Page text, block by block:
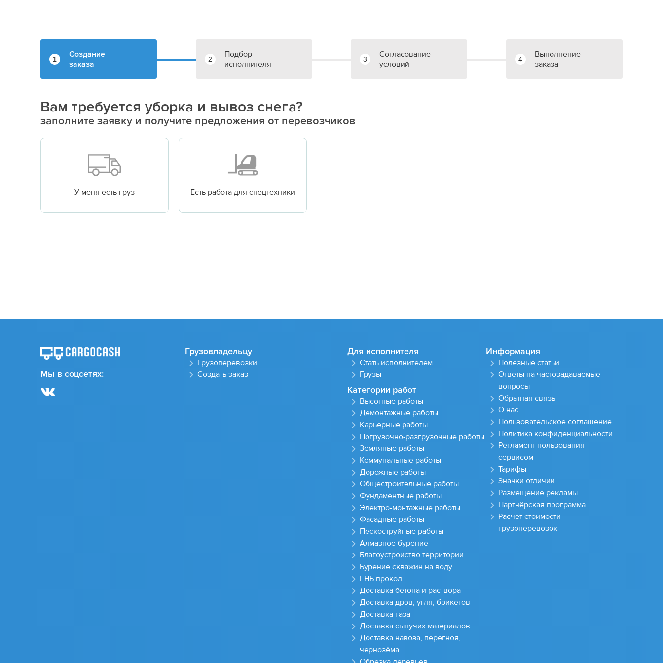
1
Создание
заказа
2
Подбор
исполнителя
3
Согласование
условий
4
Выполнение
заказа
Вам требуется уборка и вывоз снега?
заполните заявку и получите предложения от перевозчиков
У меня есть груз Есть работа для спецтехники
Мы в соцсетях:
Грузовладельцу
Грузоперевозки
Создать заказ
Для исполнителя
Стать исполнителем
Грузы
Категории работ
Высотные работы
Демонтажные работы
Карьерные работы
Погрузочно-разгрузочные работы
Земляные работы
Коммунальные работы
Дорожные работы
Общестроительные работы
Фундаментные работы
Электро-монтажные работы
Фасадные работы
Пескоструйные работы
Алмазное бурение
Благоустройство территории
Бурение скважин на воду
ГНБ прокол
Доставка бетона и раствора
Доставка дров, угля, брикетов
Доставка газа
Доставка сыпучих материалов
Доставка навоза, перегноя,
чернозёма
Информация
Полезные статьи
Ответы на частозадаваемые
вопросы
Обратная связь
О нас
Пользовательское соглашение
Политика конфиденциальности
Регламент пользования
сервисом
Тарифы
Значки отличий
Размещение рекламы
Партнёрская программа
Расчет стоимости
грузоперевозок